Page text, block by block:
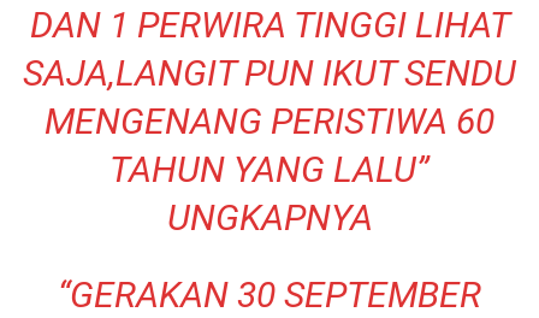
DAN 1 PERWIRA TINGGI LIHAT
SAJA,LANGIT PUN IKUT SENDU
MENGENANG PERISTIWA 60
TAHUN YANG LALU”
UNGKAPNYA
“GERAKAN 30 SEPTEMBER